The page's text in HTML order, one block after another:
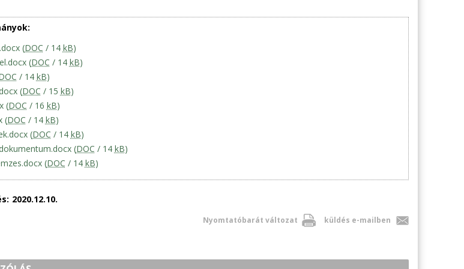
(DOC / 14 kB)
(DOC / 14 kB)
/ 14 kB)
(DOC / 15 kB)
(DOC / 16 kB)
(DOC / 14 kB)
(DOC / 14 kB)
(DOC / 14 kB)
(DOC / 14 kB)
2020.12.10.
Nyomtatóbarát változat küldés e-mailben